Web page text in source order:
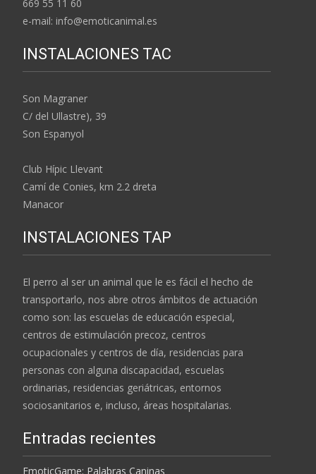
669 55 11 60
e-mail: info@emoticanimal.es
INSTALACIONES TAC
Son Magraner
C/ del Ullastre), 39
Son Espanyol
Club Hípic Llevant
Camí de Conies, km 2.2 dreta
Manacor
INSTALACIONES TAP
El perro al ser un animal que le es fácil el hecho de
transportarlo, nos abre otros ámbitos de actuación
como son: las escuelas de educación especial,
centros de estimulación precoz, centros
ocupacionales y centros de día, residencias para
personas con alguna discapacidad, escuelas
ordinarias, residencias geriátricas, entornos
sociosanitarios e, incluso, áreas hospitalarias.
Entradas recientes
EmoticGame: Palabras Caninas